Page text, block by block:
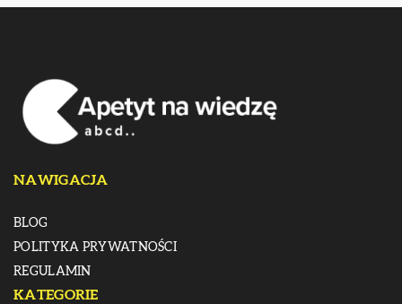
NAWIGACJA
BLOG
POLITYKA PRYWATNOŚCI
REGULAMIN
KATEGORIE